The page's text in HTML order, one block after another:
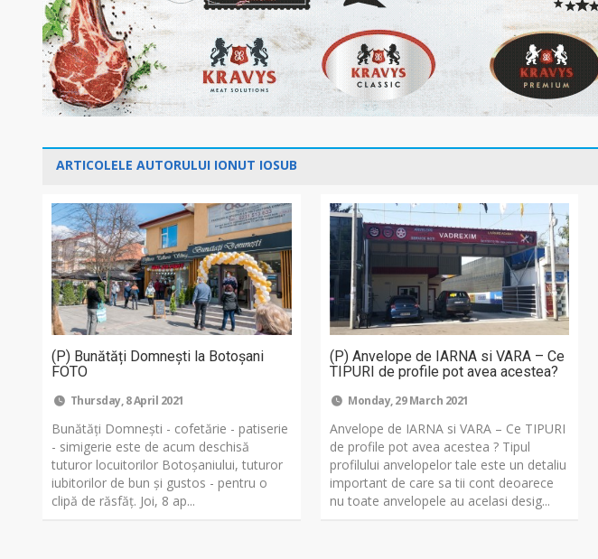
ARTICOLELE AUTORULUI IONUT IOSUB
(P) Bunătăți Domnești la Botoșani
FOTO
Thursday, 8 April 2021
Bunătăți Domnești - cofetărie - patiserie
- simigerie este de acum deschisă
tuturor locuitorilor Botoșaniului, tuturor
iubitorilor de bun și gustos - pentru o
clipă de răsfăț. Joi, 8 ap...
(P) Anvelope de IARNA si VARA – Ce
TIPURI de profile pot avea acestea?
Monday, 29 March 2021
Anvelope de IARNA si VARA – Ce TIPURI
de profile pot avea acestea ? Tipul
profilului anvelopelor tale este un detaliu
important de care sa tii cont deoarece
nu toate anvelopele au acelasi desig...